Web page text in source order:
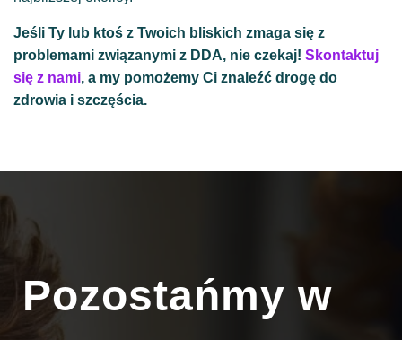
Jeśli Ty lub ktoś z Twoich bliskich zmaga się z
problemami związanymi z DDA, nie czekaj! Skontaktuj
się z nami, a my pomożemy Ci znaleźć drogę do
zdrowia i szczęścia.
Pozostańmy w